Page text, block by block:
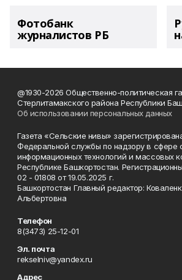
Фотобанк
журналистов РБ
@1930-2026 Общественно-политическая
Стерлитамакского района Республики
Об использовании персональных данных
Газета «Сельские нивы»
Федеральной службы по надзору в сфере
информационных технологий и массовых
Республике Башкортостан.
02 - 01808 от 19.05.2025 г.
Башкортостан Главный редактор:
Альбертовна
Телефон
8(3473) 25-12-01
Эл. почта
rekselniv@yandex.ru
Адрес